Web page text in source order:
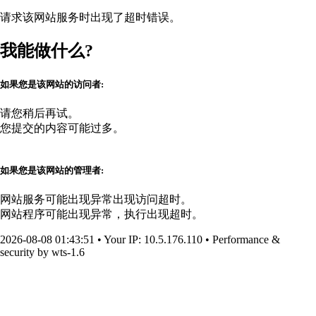
请求该网站服务时出现了超时错误。
我能做什么?
如果您是该网站的访问者:
请您稍后再试。
您提交的内容可能过多。
如果您是该网站的管理者:
网站服务可能出现异常出现访问超时。
网站程序可能出现异常，执行出现超时。
2026-08-08 01:43:51 • Your IP: 10.5.176.110 • Performance &
security by wts-1.6